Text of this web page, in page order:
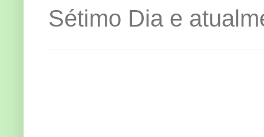
Sétimo Dia e